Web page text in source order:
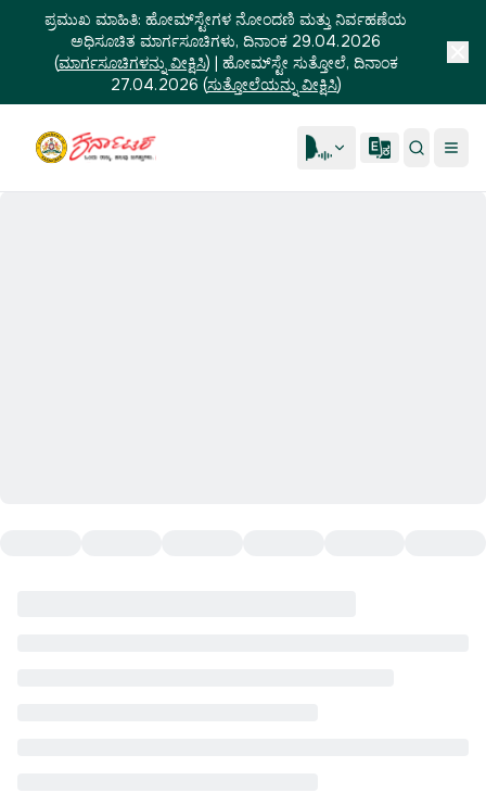
ಪ್ರಮುಖ ಮಾಹಿತಿ: ಹೋಮ್‌ಸ್ಟೇಗಳ ನೋಂದಣಿ ಮತ್ತು ನಿರ್ವಹಣೆಯ
ಅಧಿಸೂಚಿತ ಮಾರ್ಗಸೂಚಿಗಳು, ದಿನಾಂಕ 29.04.2026
(ಮಾರ್ಗಸೂಚಿಗಳನ್ನು ವೀಕ್ಷಿಸಿ) | ಹೋಮ್‌ಸ್ಟೇ ಸುತ್ತೋಲೆ, ದಿನಾಂಕ
27.04.2026 (ಸುತ್ತೋಲೆಯನ್ನು ವೀಕ್ಷಿಸಿ)